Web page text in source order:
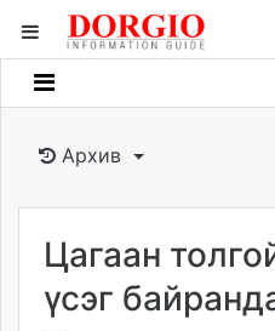
Мэдээллийн
Банк санхүү
Бизнес ААН
Төрийн
Нийслэлийн
Архив
Цагаан
үсэг